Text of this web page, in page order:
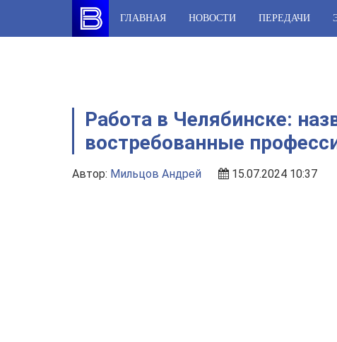
content
ГЛАВНАЯ НОВОСТИ ПЕРЕДАЧИ
Работа в Челябинске:
востребованные
Автор: Мильцов Андрей 15.07.2024 10:37